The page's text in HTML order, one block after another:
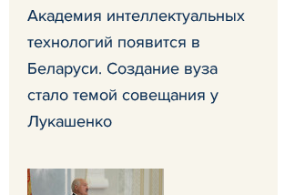
Академия интеллектуальных
технологий появится в
Беларуси. Создание вуза
стало темой совещания у
Лукашенко